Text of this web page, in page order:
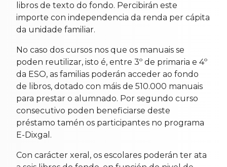
libros de texto do fondo. Percibirán este
importe con independencia da renda per cápita
da unidade familiar.
No caso dos cursos nos que os manuais se
poden reutilizar, isto é, entre 3º de primaria e 4º
da ESO, as familias poderán acceder ao fondo
de libros, dotado con máis de 510.000 manuais
para prestar o alumnado. Por segundo curso
consecutivo poden beneficiarse deste
préstamo tamén os participantes no programa
E-Dixgal.
Con carácter xeral, os escolares poderán ter ata